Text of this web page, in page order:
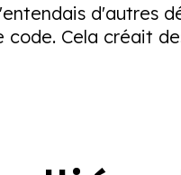
d'autres
Cela créait